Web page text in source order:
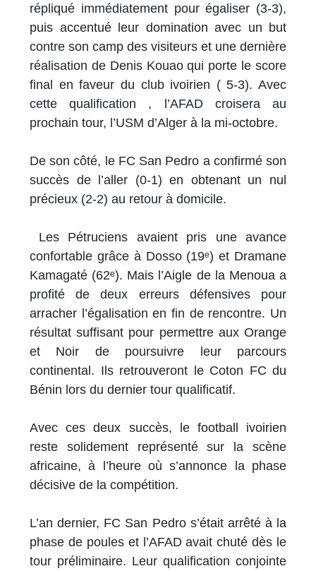
répliqué immédiatement pour égaliser (3-3),
puis accentué leur domination avec un but
contre son camp des visiteurs et une dernière
réalisation de Denis Kouao qui porte le score
final en faveur du club ivoirien ( 5-3). Avec
cette qualification , l’AFAD croisera au
prochain tour, l’USM d’Alger à la mi-octobre.
De son côté, le FC San Pedro a confirmé son
succès de l’aller (0-1) en obtenant un nul
précieux (2-2) au retour à domicile.
Les Pétruciens avaient pris une avance
confortable grâce à Dosso (19ᵉ) et Dramane
Kamagaté (62ᵉ). Mais l’Aigle de la Menoua a
profité de deux erreurs défensives pour
arracher l’égalisation en fin de rencontre. Un
résultat suffisant pour permettre aux Orange
et Noir de poursuivre leur parcours
continental. Ils retrouveront le Coton FC du
Bénin lors du dernier tour qualificatif.
Avec ces deux succès, le football ivoirien
reste solidement représenté sur la scène
africaine, à l’heure où s’annonce la phase
décisive de la compétition.
L’an dernier, FC San Pedro s’était arrêté à la
phase de poules et l’AFAD avait chuté dès le
tour préliminaire. Leur qualification conjointe